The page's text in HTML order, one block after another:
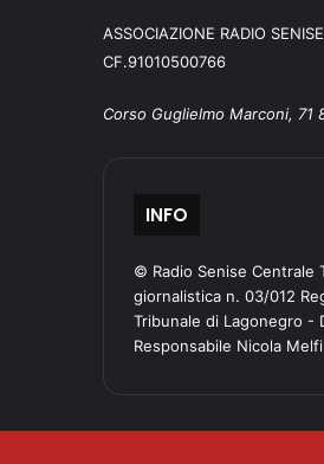
ASSOCIAZIONE RADIO
CF.91010500766
Corso Guglielmo Marconi, 71
INFO
© Radio Senise Centrale
giornalistica n. 03/012
Tribunale di Lagonegro -
Responsabile Nicola Melfi